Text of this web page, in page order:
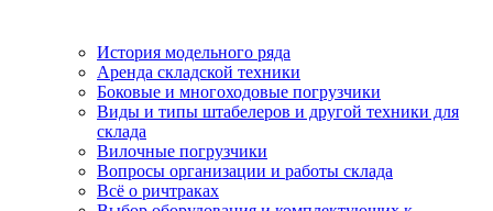
История модельного ряда
Аренда складской техники
Боковые и многоходовые погрузчики
Виды и типы штабелеров и другой техники для
склада
Вилочные погрузчики
Вопросы организации и работы склада
Всё о ричтраках